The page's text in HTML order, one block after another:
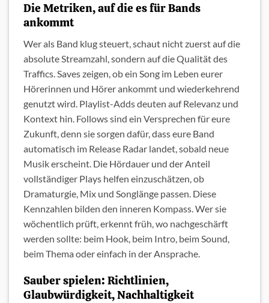
Die Metriken, auf die es für Bands
ankommt
Wer als Band klug steuert, schaut nicht zuerst auf die
absolute Streamzahl, sondern auf die Qualität des
Traffics. Saves zeigen, ob ein Song im Leben eurer
Hörerinnen und Hörer ankommt und wiederkehrend
genutzt wird. Playlist-Adds deuten auf Relevanz und
Kontext hin. Follows sind ein Versprechen für eure
Zukunft, denn sie sorgen dafür, dass eure Band
automatisch im Release Radar landet, sobald neue
Musik erscheint. Die Hördauer und der Anteil
vollständiger Plays helfen einzuschätzen, ob
Dramaturgie, Mix und Songlänge passen. Diese
Kennzahlen bilden den inneren Kompass. Wer sie
wöchentlich prüft, erkennt früh, wo nachgeschärft
werden sollte: beim Hook, beim Intro, beim Sound,
beim Thema oder einfach in der Ansprache.
Sauber spielen: Richtlinien,
Glaubwürdigkeit, Nachhaltigkeit